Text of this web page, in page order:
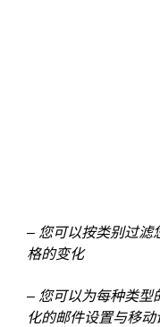
– 您可以按类别过滤
格的变化
– 您可以为每种类型
化的邮件设置与移